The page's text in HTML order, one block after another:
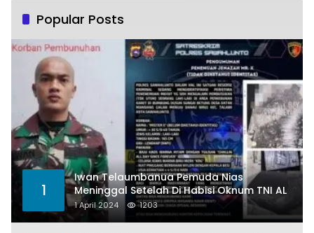
Popular Posts
1
Iwan Telaumbanua Pemuda Nias
Meninggal Setelah Di Habisi Oknum TNI AL
1 April 2024 1203